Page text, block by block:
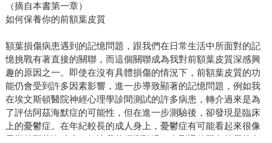
（摘自本書第一章）
如何保養你的前額葉皮質
額葉損傷病患遇到的記憶問題，跟我們在日常生活中所面對的記
憶挑戰有著直接的關聯，而這個關聯成為我對前額葉皮質深感興
趣的原因之一。即使在沒有具體損傷的情況下，前額葉皮質的功
能仍會受到許多因素影響，進一步導致顯著的記憶問題，例如我
在埃文斯頓醫院神經心理學診間測試的許多病患，轉介過來是為
了評估阿茲海默症的可能性，但在進一步測驗後，卻發現是臨床
上的憂鬱症。在年紀較長的成人身上，憂鬱症有可能看起來很像
早期的阿茲海默症，好比我曾經測驗過一名剛退休不久的學校老